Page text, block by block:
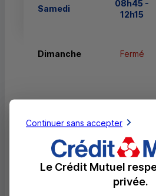
Samedi
08h45 -
12h15
Dimanche Fermé
Services
Retrait de billets EUR
Dépôt valorisé de billets
Dépôt valorisé de chèques
Continuer sans accepter
Le Crédit Mutuel
privée.